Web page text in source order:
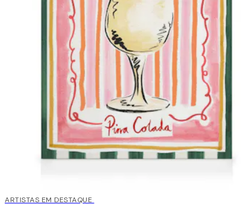
30%*
ARTISTAS EM DESTAQUE